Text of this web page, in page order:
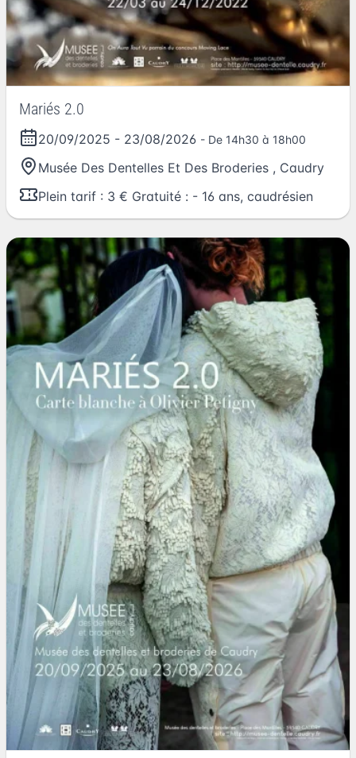
Mariés 2.0
20/09/2025 - 23/08/2026 - De 14h30 à 18h00
Musée Des Dentelles Et Des Broderies , Caudry
Plein tarif : 3 € Gratuité : - 16 ans, caudrésien